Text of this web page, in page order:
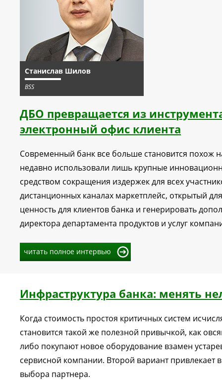
Станислав Шилов
BSS
ДБО превращается из
электронный офис клиента
Современный банк все больше становится похож
недавно использовали лишь крупные
средством сокращения издержек для всех
дистанционных каналах маркетплейс, открытый
ценность для клиентов банка и генерировать
директора департамента продуктов и услуг
читать полное интервью
Инфраструктура банка: менять
Когда стоимость простоя критичных систем
становится такой же полезной привычкой, как
либо покупают новое оборудование взамен
сервисной компании. Второй вариант
выбора партнера.